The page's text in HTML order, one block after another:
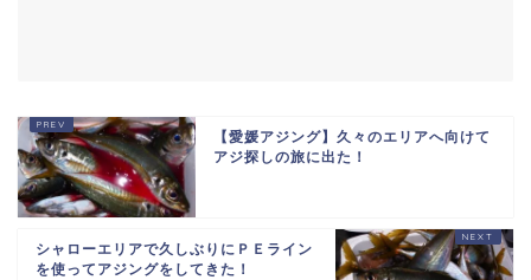
【愛媛アジング】久々のエリアへ向けて
アジ探しの旅に出た！
シャローエリアで久しぶりにＰＥライン
を使ってアジングをしてきた！